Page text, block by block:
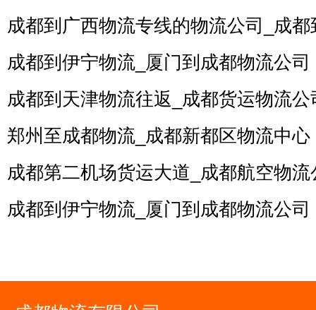
成都到广西物流专线的物流公司_成
成都到伊宁物流_厦门到成都物流公司
成都到天津物流往返_成都货运物流
郑州至成都物流_成都新都区物流中心
成都第二机场货运大道_成都航空物
成都到伊宁物流_厦门到成都物流公司